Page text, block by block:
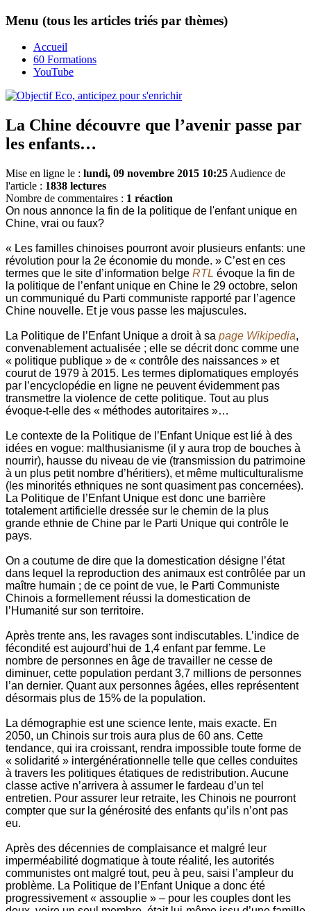
Menu (tous les articles triés par thèmes)
Accueil
60 Formations
YouTube
La Chine découvre que l’avenir passe par
les enfants…
Mise en ligne le : lundi, 09 novembre 2015 10:25 Audience de
l'article : 1838 lectures
Nombre de commentaires : 1 réaction
On nous annonce la fin de la politique de l'enfant unique en
Chine, vrai ou faux?
« Les familles chinoises pourront avoir plusieurs enfants: une
révolution pour la 2e économie du monde. » C’est en ces
termes que le site d’information belge RTL évoque la fin de
la politique de l’enfant unique en Chine le 29 octobre, selon
un communiqué du Parti communiste rapporté par l’agence
Chine nouvelle. Et je vous passe les majuscules.
La Politique de l’Enfant Unique a droit à sa page Wikipedia,
convenablement actualisée ; elle se décrit donc comme une
« politique publique » de « contrôle des naissances » et
courut de 1979 à 2015. Les termes diplomatiques employés
par l’encyclopédie en ligne ne peuvent évidemment pas
transmettre la violence de cette politique. Tout au plus
évoque-t-elle des « méthodes autoritaires »…
Le contexte de la Politique de l’Enfant Unique est lié à des
idées en vogue: malthusianisme (il y aura trop de bouches à
nourrir), hausse du niveau de vie (transmission du patrimoine
à un plus petit nombre d’héritiers), et même multiculturalisme
(les minorités ethniques ne sont quasiment pas concernées).
La Politique de l’Enfant Unique est donc une barrière
totalement artificielle dressée sur le chemin de la plus
grande ethnie de Chine par le Parti Unique qui contrôle le
pays.
On a coutume de dire que la domestication désigne l’état
dans lequel la reproduction des animaux est contrôlée par un
maître humain ; de ce point de vue, le Parti Communiste
Chinois a formellement réussi la domestication de
l’Humanité sur son territoire.
Après trente ans, les ravages sont indiscutables. L’indice de
fécondité est aujourd’hui de 1,4 enfant par femme. Le
nombre de personnes en âge de travailler ne cesse de
diminuer, cette population perdant 3,7 millions de personnes
l’an dernier. Quant aux personnes âgées, elles représentent
désormais plus de 15% de la population.
La démographie est une science lente, mais exacte. En
2050, un Chinois sur trois aura plus de 60 ans. Cette
tendance, qui ira croissant, rendra impossible toute forme de
« solidarité » intergénérationnelle telle que celles conduites
à travers les politiques étatiques de redistribution. Aucune
classe active n’arrivera à assumer le fardeau d’un tel
entretien. Pour assurer leur retraite, les Chinois ne pourront
compter que sur la générosité des enfants qu’ils n’ont pas
eu.
Après des décennies de complaisance et malgré leur
imperméabilité dogmatique à toute réalité, les autorités
communistes ont malgré tout, peu à peu, saisi l’ampleur du
problème. La Politique de l’Enfant Unique a donc été
progressivement « assouplie » – pour les couples dont les